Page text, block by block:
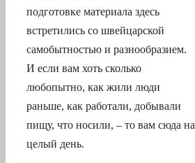
подготовке материала здесь
встретились со швейцарской
самобытностью и разнообразием.
И если вам хоть сколько
любопытно, как жили люди
раньше, как работали, добывали
пищу, что носили, – то вам сюда на
целый день.